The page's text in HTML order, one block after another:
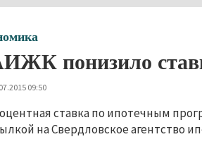
понизило
09:50
ставка по ипотечным
на Свердловское агентство